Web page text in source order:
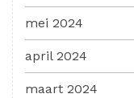
mei 2024
april 2024
maart 2024